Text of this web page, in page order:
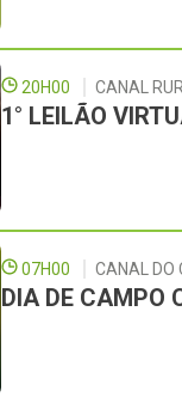
20H00 CANAL
1° LEILÃO
07H00 CANAL DO
DIA DE CAMPO